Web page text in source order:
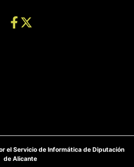
el Servicio de Informática de Diputación
de Alicante